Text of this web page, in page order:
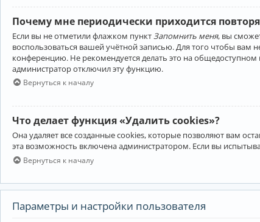
Почему мне периодически приходится
Если вы не отметили флажком пункт Запомнить меня, вы
воспользоваться вашей учётной записью. Для того чтобы
конференцию. Не рекомендуется делать это на
администратор отключил эту функцию.
Вернуться к началу
Что делает функция «Удалить cookies»?
Она удаляет все созданные cookies, которые позволяют вам
эта возможность включена администратором. Если вы
Вернуться к началу
Параметры и настройки пользователя